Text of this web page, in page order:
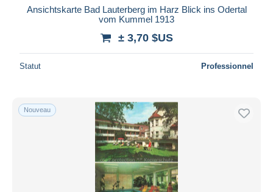
Ansichtskarte Bad Lauterberg im Harz Blick ins Odertal
vom Kummel 1913
± 3,70 $US
Statut Professionnel
Nouveau